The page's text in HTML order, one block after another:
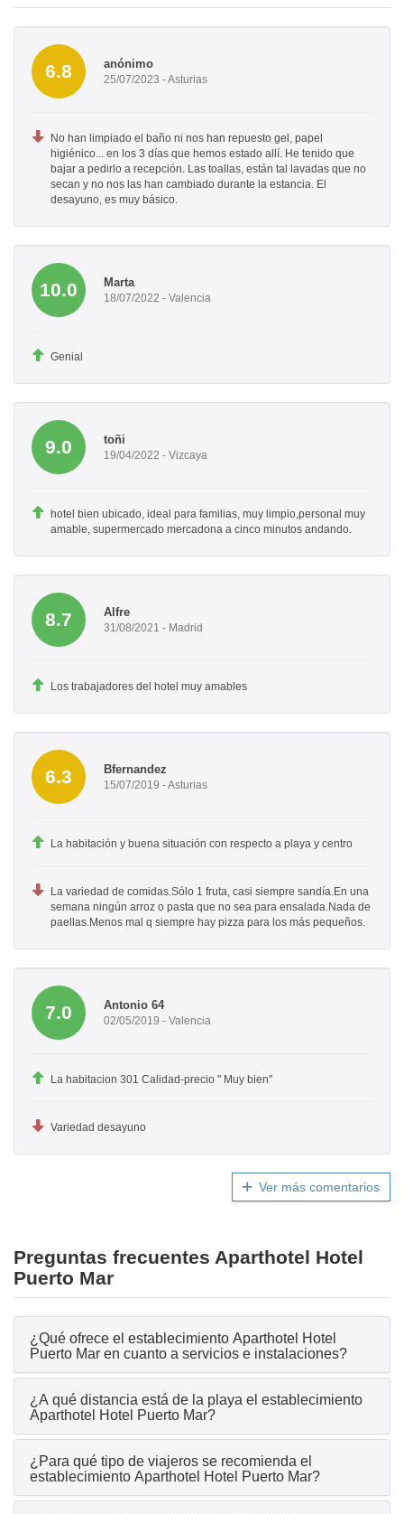
6.8 anónimo
25/07/2023 - Asturias
No han limpiado el baño ni nos han repuesto gel, papel
higiénico... en los 3 días que hemos estado allí. He tenido que
bajar a pedirlo a recepción. Las toallas, están tal lavadas que no
secan y no nos las han cambiado durante la estancia. El
desayuno, es muy básico.
10.0 Marta
18/07/2022 - Valencia
Genial
9.0 toñi
19/04/2022 - Vizcaya
hotel bien ubicado, ideal para familias, muy limpio,personal muy
amable, supermercado mercadona a cinco minutos andando.
8.7 Alfre
31/08/2021 - Madrid
Los trabajadores del hotel muy amables
6.3 Bfernandez
15/07/2019 - Asturias
La habitación y buena situación con respecto a playa y centro
La variedad de comidas.Sólo 1 fruta, casi siempre sandía.En una
semana ningún arroz o pasta que no sea para ensalada.Nada de
paellas.Menos mal q siempre hay pizza para los más pequeños.
7.0 Antonio 64
02/05/2019 - Valencia
La habitacion 301 Calidad-precio " Muy bien"
Variedad desayuno
Ver más comentarios
Preguntas frecuentes Aparthotel Hotel
Puerto Mar
¿Qué ofrece el establecimiento Aparthotel Hotel
Puerto Mar en cuanto a servicios e instalaciones?
¿A qué distancia está de la playa el establecimiento
Aparthotel Hotel Puerto Mar?
¿Para qué tipo de viajeros se recomienda el
establecimiento Aparthotel Hotel Puerto Mar?